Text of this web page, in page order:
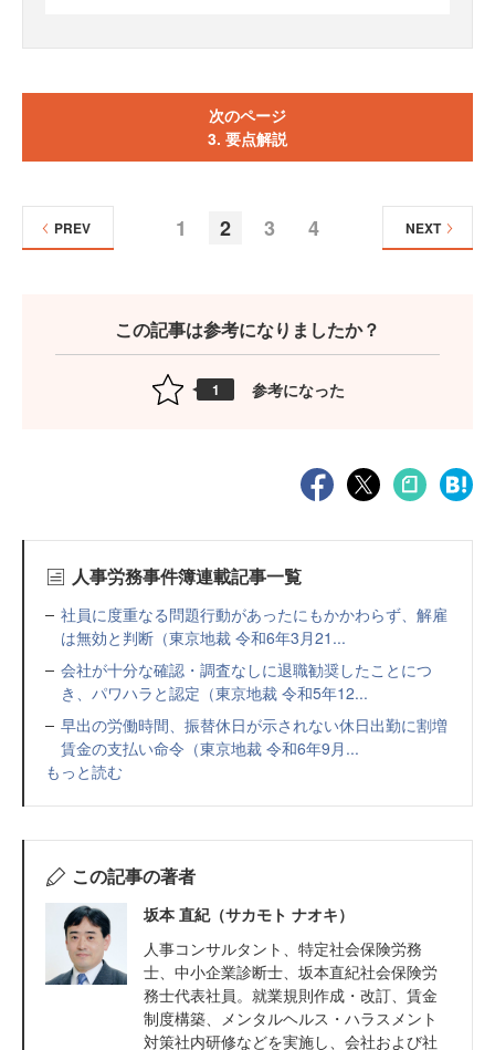
次のページ
3. 要点解説
1 2 3 4
PREV NEXT
この記事は参考になりましたか？
1 参考になった
人事労務事件簿連載記事一覧
社員に度重なる問題行動があったにもかかわらず、解雇
は無効と判断（東京地裁 令和6年3月21...
会社が十分な確認・調査なしに退職勧奨したことにつ
き、パワハラと認定（東京地裁 令和5年12...
早出の労働時間、振替休日が示されない休日出勤に割増
賃金の支払い命令（東京地裁 令和6年9月...
もっと読む
この記事の著者
坂本 直紀（サカモト ナオキ）
人事コンサルタント、特定社会保険労務
士、中小企業診断士、坂本直紀社会保険労
務士代表社員。就業規則作成・改訂、賃金
制度構築、メンタルヘルス・ハラスメント
対策社内研修などを実施し、会社および社